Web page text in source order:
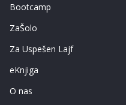
Bootcamp
ZaŠolo
Za Uspešen Lajf
eKnjiga
O nas